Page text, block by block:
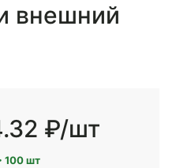
внешний
₽/шт
100 шт